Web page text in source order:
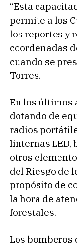
“Esta
permite a los
los reportes y
coordenadas
cuando se
Torres.
En los últimos
dotando de
radios
linternas LED,
otros
del Riesgo de
propósito de
la hora de
forestales.
Los bomberos